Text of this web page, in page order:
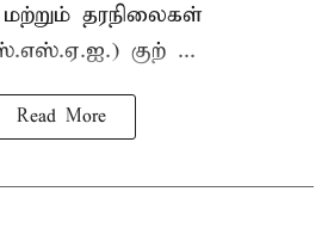
தரநிலைகள்
குற் ...
Read More